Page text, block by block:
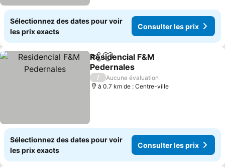
Sélectionnez des dates pour voir
les prix exacts
Consulter les prix
PartagerAjouter à mes favoris
Residencial F&M
Pedernales
Consulter les prix
/
Aucune évaluation
à 0.7 km de : Centre-ville
Sélectionnez des dates pour voir
les prix exacts
Consulter les prix